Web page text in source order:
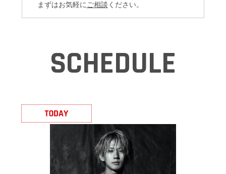
まずはお気軽に ご相談 ください。
SCHEDULE